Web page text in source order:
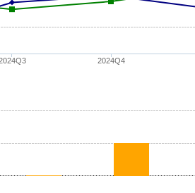
2024Q4